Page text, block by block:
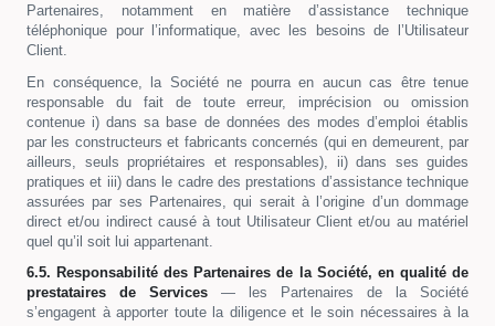
Partenaires, notamment en matière d’assistance technique
téléphonique pour l’informatique, avec les besoins de l’Utilisateur
Client.
En conséquence, la Société ne pourra en aucun cas être tenue
responsable du fait de toute erreur, imprécision ou omission
contenue i) dans sa base de données des modes d’emploi établis
par les constructeurs et fabricants concernés (qui en demeurent, par
ailleurs, seuls propriétaires et responsables), ii) dans ses guides
pratiques et iii) dans le cadre des prestations d’assistance technique
assurées par ses Partenaires, qui serait à l’origine d’un dommage
direct et/ou indirect causé à tout Utilisateur Client et/ou au matériel
quel qu’il soit lui appartenant.
6.5. Responsabilité des Partenaires de la Société, en qualité de
prestataires de Services — les Partenaires de la Société
s’engagent à apporter toute la diligence et le soin nécessaires à la